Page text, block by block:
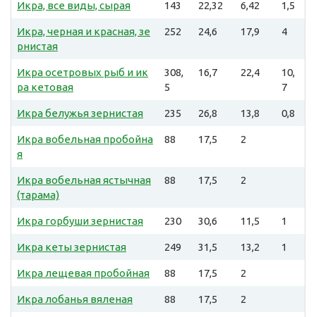
Икра, все виды, сырая 143 22,32 6,42 1,5
Икра, черная и красная, зе
рнистая
252 24,6 17,9 4
Икра осетровых рыб и ик
ра кетовая
308,
5
16,7 22,4
10,
7
Икра белужья зернистая 235 26,8 13,8 0,8
Икра вобельная пробойна
я
88 17,5 2
Икра вобельная ястычная
(тарама)
88 17,5 2
Икра горбуши зернистая 230 30,6 11,5 1
Икра кеты зернистая 249 31,5 13,2 1
Икра лещевая пробойная 88 17,5 2
Икра лобанья вяленая 88 17,5 2